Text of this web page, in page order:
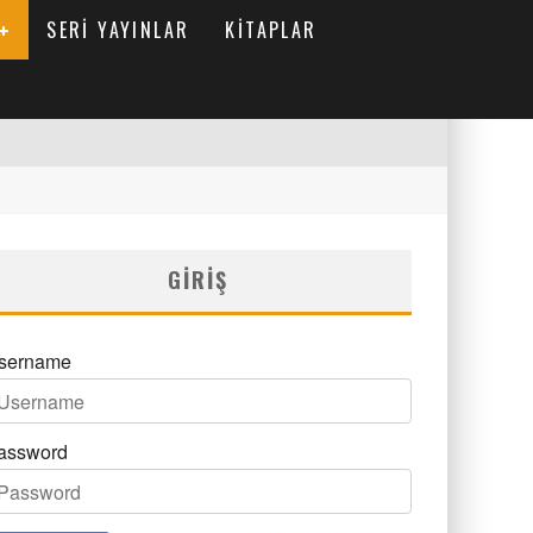
SERI YAYINLAR KITAPLAR
GIRIŞ